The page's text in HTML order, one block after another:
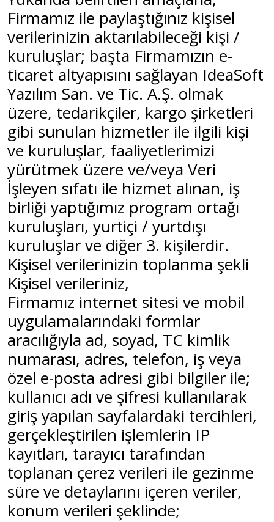
Firmamız ile paylaştığınız kişisel
verilerinizin aktarılabileceği kişi /
kuruluşlar; başta Firmamızın e-
ticaret altyapısını sağlayan IdeaSoft
Yazılım San. ve Tic. A.Ş. olmak
üzere, tedarikçiler, kargo şirketleri
gibi sunulan hizmetler ile ilgili kişi
ve kuruluşlar, faaliyetlerimizi
yürütmek üzere ve/veya Veri
İşleyen sıfatı ile hizmet alınan, iş
birliği yaptığımız program ortağı
kuruluşları, yurtiçi / yurtdışı
kuruluşlar ve diğer 3. kişilerdir.
Kişisel verilerinizin toplanma şekli
Kişisel verileriniz,
Firmamız internet sitesi ve mobil
uygulamalarındaki formlar
aracılığıyla ad, soyad, TC kimlik
numarası, adres, telefon, iş veya
özel e-posta adresi gibi bilgiler ile;
kullanıcı adı ve şifresi kullanılarak
giriş yapılan sayfalardaki tercihleri,
gerçekleştirilen işlemlerin IP
kayıtları, tarayıcı tarafından
toplanan çerez verileri ile gezinme
süre ve detaylarını içeren veriler,
konum verileri şeklinde;